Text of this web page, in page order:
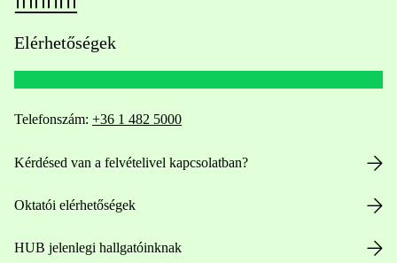
Elérhetőségek
Telefonszám: +36 1 482 5000
Kérdésed van a felvételivel kapcsolatban?
Oktatói elérhetőségek
HUB jelenlegi hallgatóinknak